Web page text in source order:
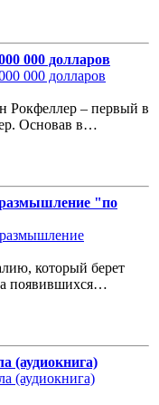
000 долларов
Рокфеллер – первый в
Основав в…
"по
который берет
появившихся…
(аудиокнига)